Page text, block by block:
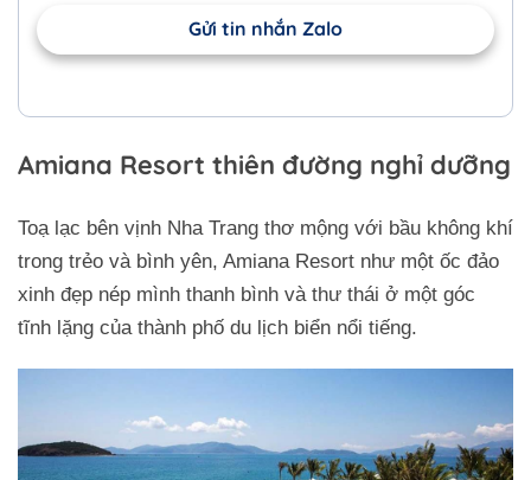
Gửi tin nhắn Zalo
Amiana Resort thiên đường nghỉ dưỡng
Toạ lạc bên vịnh Nha Trang thơ mộng với bầu không khí
trong trẻo và bình yên, Amiana Resort như một ốc đảo
xinh đẹp nép mình thanh bình và thư thái ở một góc
tĩnh lặng của thành phố du lịch biển nổi tiếng.